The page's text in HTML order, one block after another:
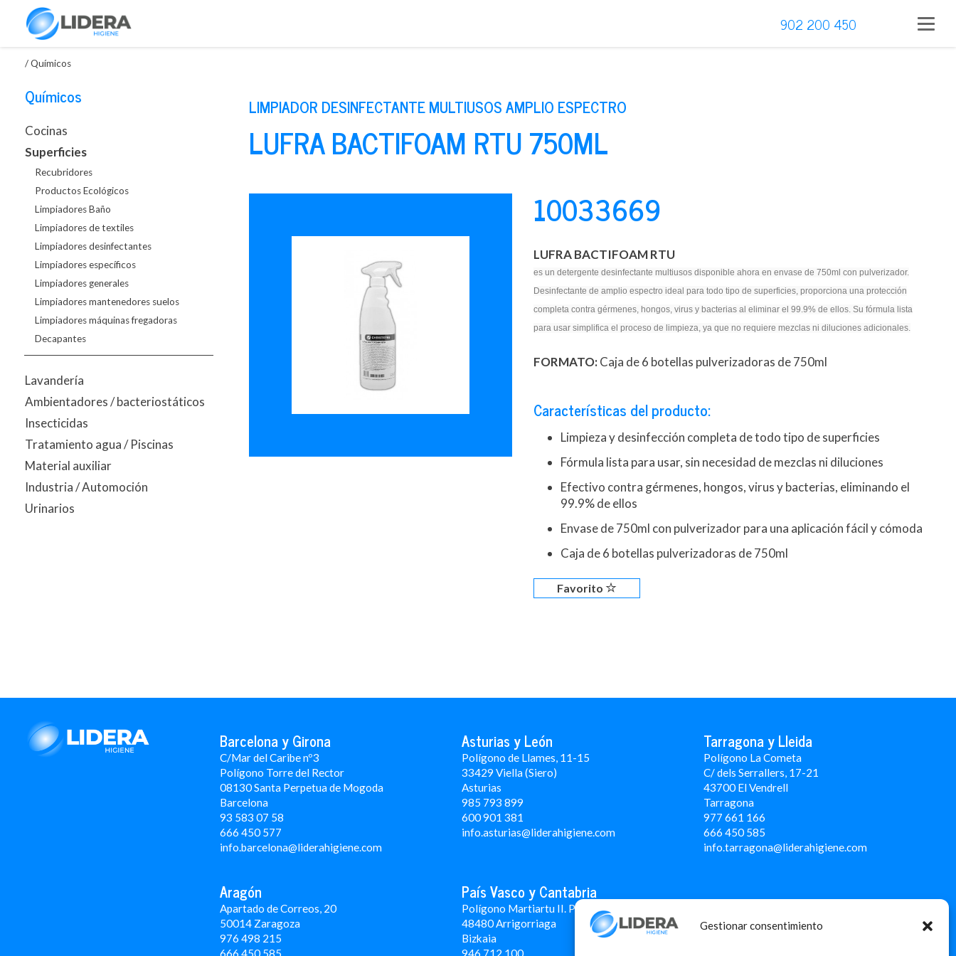
Gestionar consentimiento
902 200 450
/Químicos
Químicos
Cocinas
Superficies
Recubridores
Productos Ecológicos
Limpiadores Baño
Limpiadores de textiles
Limpiadores desinfectantes
Limpiadores específicos
Limpiadores generales
Limpiadores mantenedores suelos
Limpiadores máquinas fregadoras
Decapantes
Lavandería
Ambientadores / bacteriostáticos
Insecticidas
Tratamiento agua / Piscinas
Material auxiliar
Industria / Automoción
Urinarios
LIMPIADOR DESINFECTANTE MULTIUSOS AMPLIO ESPECTRO
LUFRA BACTIFOAM RTU 750ML
10033669
LUFRA BACTIFOAM RTU
es un detergente desinfectante multiusos disponible ahora en envase de 750ml con pulverizador.
Desinfectante de amplio espectro ideal para todo tipo de superficies, proporciona una protección
completa contra gérmenes, hongos, virus y bacterias al eliminar el 99.9% de ellos. Su fórmula lista
para usar simplifica el proceso de limpieza, ya que no requiere mezclas ni diluciones adicionales.
FORMATO:Caja de 6 botellas pulverizadoras de 750ml
Características del producto:
Limpieza y desinfección completa de todo tipo de superficies
Fórmula lista para usar, sin necesidad de mezclas ni diluciones
Efectivo contra gérmenes, hongos, virus y bacterias, eliminando el
99.9% de ellos
Envase de 750ml con pulverizador para una aplicación fácil y cómoda
Caja de 6 botellas pulverizadoras de 750ml
Favorito
Barcelona y Girona
C/Mar del Caribe nº3
Polígono Torre del Rector
08130 Santa Perpetua de Mogoda
Barcelona
93 583 07 58
666 450 577
info.barcelona@liderahigiene.com
Asturias y León
Polígono de Llames, 11-15
33429 Viella (Siero)
Asturias
985 793 899
600 901 381
info.asturias@liderahigiene.com
Tarragona y Lleida
Polígono La Cometa
C/ dels Serrallers, 17-21
43700 El Vendrell
Tarragona
977 661 166
666 450 585
info.tarragona@liderahigiene.com
Aragón
Apartado de Correos, 20
50014 Zaragoza
976 498 215
666 450 585
País Vasco y Cantabria
Polígono Martiartu II. Pabellón 4A
48480 Arrigorriaga
Bizkaia
946 712 100